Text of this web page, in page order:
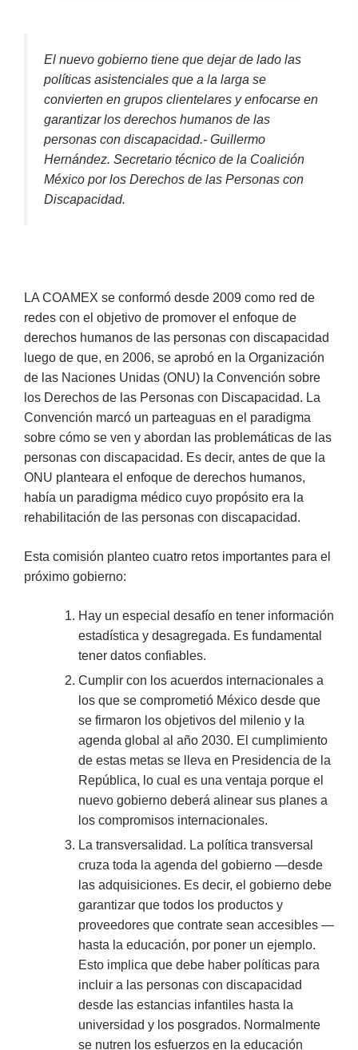
El nuevo gobierno tiene que dejar de lado las
políticas asistenciales que a la larga se
convierten en grupos clientelares y enfocarse en
garantizar los derechos humanos de las
personas con discapacidad.- Guillermo
Hernández. Secretario técnico de la Coalición
México por los Derechos de las Personas con
Discapacidad.
LA COAMEX se conformó desde 2009 como red de
redes con el objetivo de promover el enfoque de
derechos humanos de las personas con discapacidad
luego de que, en 2006, se aprobó en la Organización
de las Naciones Unidas (ONU) la Convención sobre
los Derechos de las Personas con Discapacidad. La
Convención marcó un parteaguas en el paradigma
sobre cómo se ven y abordan las problemáticas de las
personas con discapacidad. Es decir, antes de que la
ONU planteara el enfoque de derechos humanos,
había un paradigma médico cuyo propósito era la
rehabilitación de las personas con discapacidad.
Esta comisión planteo cuatro retos importantes para el
próximo gobierno:
Hay un especial desafío en tener información
estadística y desagregada. Es fundamental
tener datos confiables.
Cumplir con los acuerdos internacionales a
los que se comprometió México desde que
se firmaron los objetivos del milenio y la
agenda global al año 2030. El cumplimiento
de estas metas se lleva en Presidencia de la
República, lo cual es una ventaja porque el
nuevo gobierno deberá alinear sus planes a
los compromisos internacionales.
La transversalidad. La política transversal
cruza toda la agenda del gobierno —desde
las adquisiciones. Es decir, el gobierno debe
garantizar que todos los productos y
proveedores que contrate sean accesibles —
hasta la educación, por poner un ejemplo.
Esto implica que debe haber políticas para
incluir a las personas con discapacidad
desde las estancias infantiles hasta la
universidad y los posgrados. Normalmente
se nutren los esfuerzos en la educación